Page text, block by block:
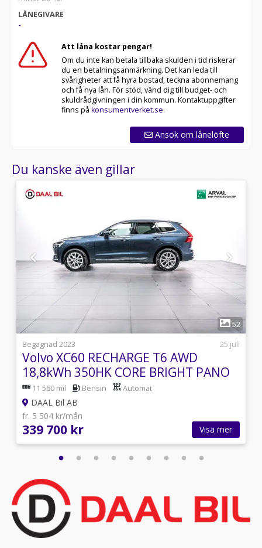
All cars are available for export.
*ATZ31G*
LÅNEGIVARE
-
Att låna kostar pengar!
Om du inte kan betala tillbaka skulden i tid riskerar
du en betalningsanmärkning. Det kan leda till
svårigheter att få hyra bostad, teckna abonnemang
och få nya lån. För stöd, vänd dig till budget- och
skuldrådgivningen i din kommun. Kontaktuppgifter
finns på konsumentverket.se.
Ansök om lånelöfte
Du kanske även gillar
1
52
Begagnad 2023
25 juli
Volvo XC60 RECHARGE T6 AWD
18,8kWh 350HK CORE BRIGHT PANO
DRAG NFC
11 560 mil Bensin Automat
DAAL Bil AB
fr. 5 504 kr/mån
339 700 kr Visa mer